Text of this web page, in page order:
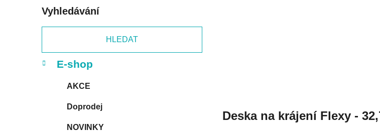
Vyhledávání
HLEDAT
kategorie
K
a
E-shop
AKCE
Doprodej
NOVINKY
Deska na krájení Flexy -